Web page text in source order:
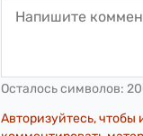
Осталось символов:
Авторизуйтесь, чтобы